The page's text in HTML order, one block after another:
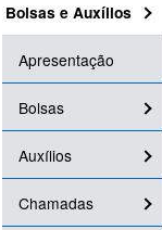
Bolsas e Auxílios
Apresentação
Bolsas
Auxílios
Chamadas